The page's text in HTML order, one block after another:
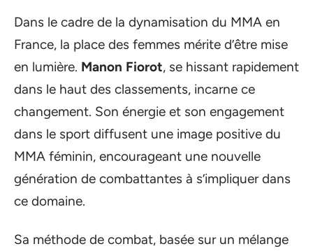
Dans le cadre de la dynamisation du MMA en
France, la place des femmes mérite d’être mise
en lumière. Manon Fiorot, se hissant rapidement
dans le haut des classements, incarne ce
changement. Son énergie et son engagement
dans le sport diffusent une image positive du
MMA féminin, encourageant une nouvelle
génération de combattantes à s’impliquer dans
ce domaine.
Sa méthode de combat, basée sur un mélange